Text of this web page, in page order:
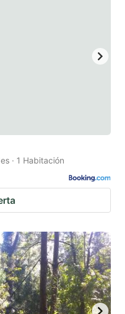
· 1 Habitación